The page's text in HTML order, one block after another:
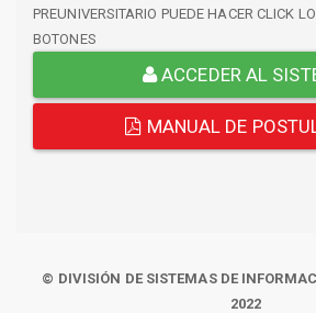
PREUNIVERSITARIO PUEDE HACER CLICK
BOTONES
ACCEDER AL
MANUAL DE
© DIVISIÓN DE SISTEMAS DE
2022